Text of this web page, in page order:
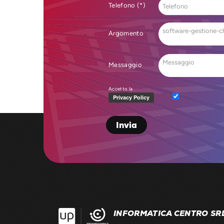
Telefono (*)
Argomento
Messaggio
Accetto la
INFORMATICA CENTRO